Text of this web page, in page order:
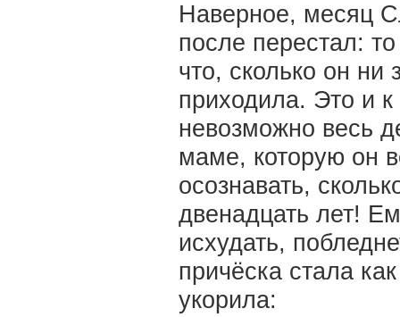
Наверное, месяц
после перестал:
что, сколько он ни
приходила. Это и
невозможно весь
маме, которую он
осознавать,
двенадцать лет!
исхудать,
причёска стала
укорила: